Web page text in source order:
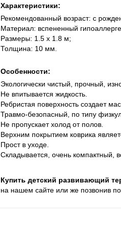
Характеристики:
Рекомендованный возраст: с
Материал: вспененный
Размеры: 1.5 х 1.8 м;
Толщина: 10 мм.
Особенности:
Экологически чистый, прочный,
Не впитывается жидкость.
Ребристая поверхность создает
Травмо-безопасный, по типу
Не пропускает холод от полов.
Верхним покрытием коврика
Прост в уходе.
Складывается, очень компактный,
Купить детский развивающий
на нашем сайте или же позвонив